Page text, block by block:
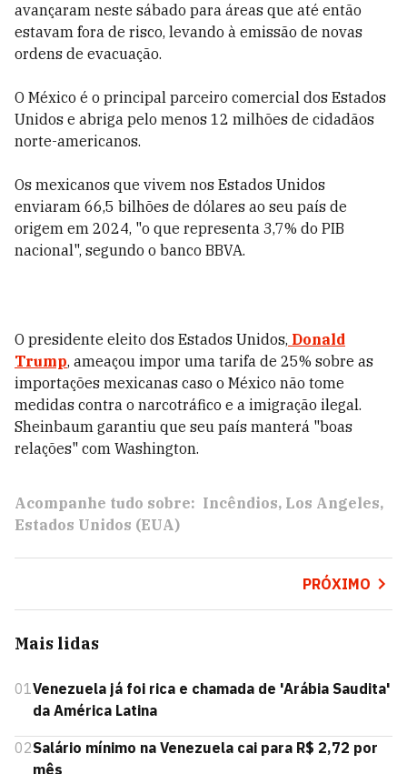
avançaram neste sábado para áreas que até então
estavam fora de risco, levando à emissão de novas
ordens de evacuação.
O México é o principal parceiro comercial dos Estados
Unidos e abriga pelo menos 12 milhões de cidadãos
norte-americanos.
Os mexicanos que vivem nos Estados Unidos
enviaram 66,5 bilhões de dólares ao seu país de
origem em 2024, "o que representa 3,7% do PIB
nacional", segundo o banco BBVA.
O presidente eleito dos Estados Unidos, Donald
Trump, ameaçou impor uma tarifa de 25% sobre as
importações mexicanas caso o México não tome
medidas contra o narcotráfico e a imigração ilegal.
Sheinbaum garantiu que seu país manterá "boas
relações" com Washington.
Acompanhe tudo sobre: Incêndios Los Angeles
Estados Unidos (EUA)
PRÓXIMO
Mais lidas
01Venezuela já foi rica e chamada de 'Arábia Saudita'
da América Latina
02Salário mínimo na Venezuela cai para R$ 2,72 por
mês